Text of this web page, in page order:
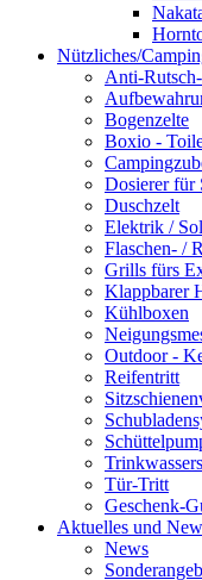
Nützliches/
Anti-
Bogenzelte
Boxio -
Dosierer für
Duschzelt
Elektrik /
Flaschen- /
Grills fürs
Klappbarer
Kühlboxen
Outdoor -
Reifentritt
Tür-Tritt
Geschenk-
Aktuelles und
News